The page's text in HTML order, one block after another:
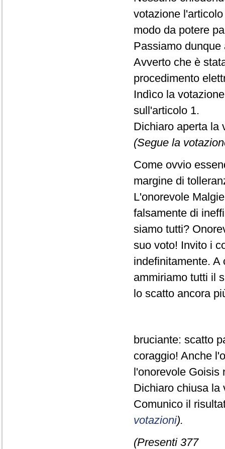
votazione
modo da potere
Passiamo dunque
Avverto che è
procedimento
Indìco la
sull'articolo 1.
Dichiaro aperta la
(Segue la
Come ovvio
margine di
L'onorevole
falsamente di
siamo tutti?
suo voto! Invito i
indefinitamente.
ammiriamo tutti il
lo scatto ancora
bruciante: scatto
coraggio! Anche
l'onorevole Goisis
Dichiaro chiusa la
Comunico il
votazioni).
(Presenti 377